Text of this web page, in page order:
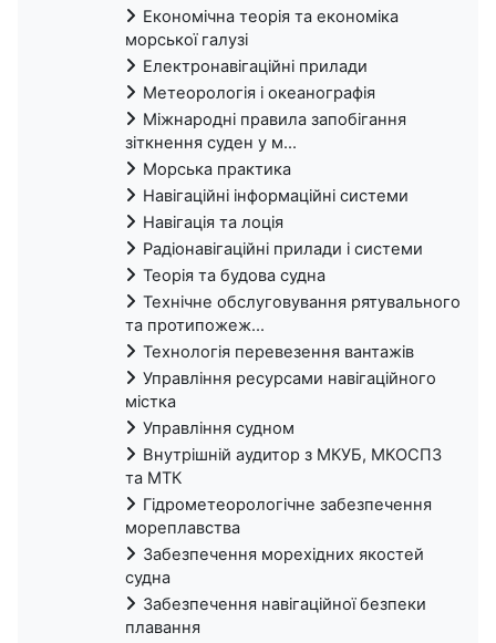
Економічна теорія та економіка
морської галузі
Електронавігаційні прилади
Метеорологія і океанографія
Міжнародні правила запобігання
зіткнення суден у м...
Морська практика
Навігаційні інформаційні системи
Навігація та лоція
Радіонавігаційні прилади і системи
Теорія та будова судна
Технічне обслуговування рятувального
та протипожеж...
Технологія перевезення вантажів
Управління ресурсами навігаційного
містка
Управління судном
Внутрішній аудитор з МКУБ, МКОСПЗ
та МТК
Гідрометеорологічне забезпечення
мореплавства
Забезпечення морехідних якостей
судна
Забезпечення навігаційної безпеки
плавання